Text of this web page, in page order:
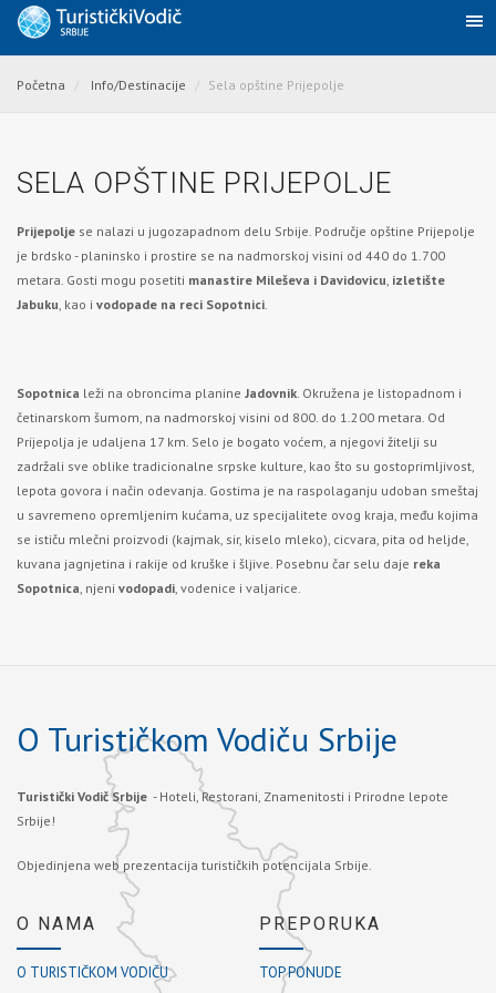
Početna Info/Destinacije Sela opštine Prijepolje
SELA OPŠTINE PRIJEPOLJE
Prijepolje se nalazi u jugozapadnom delu Srbije. Područje opštine Prijepolje
je brdsko - planinsko i prostire se na nadmorskoj visini od 440 do 1.700
metara. Gosti mogu posetiti manastire Mileševa i Davidovicu, izletište
Jabuku, kao i vodopade na reci Sopotnici.
Sopotnica leži na obroncima planine Jadovnik. Okružena je listopadnom i
četinarskom šumom, na nadmorskoj visini od 800. do 1.200 metara. Od
Prijepolja je udaljena 17 km. Selo je bogato voćem, a njegovi žitelji su
zadržali sve oblike tradicionalne srpske kulture, kao što su gostoprimljivost,
lepota govora i način odevanja. Gostima je na raspolaganju udoban smeštaj
u savremeno opremljenim kućama, uz specijalitete ovog kraja, među kojima
se ističu mlečni proizvodi (kajmak, sir, kiselo mleko), cicvara, pita od heljde,
kuvana jagnjetina i rakije od kruške i šljive. Posebnu čar selu daje reka
Sopotnica, njeni vodopadi, vodenice i valjarice.
O Turističkom Vodiču Srbije
Turistički Vodič Srbije - Hoteli, Restorani, Znamenitosti i Prirodne lepote
Srbije!
Objedinjena web prezentacija turističkih potencijala Srbije.
O NAMA
O TURISTIČKOM VODIČU
PREPORUKA
TOP PONUDE